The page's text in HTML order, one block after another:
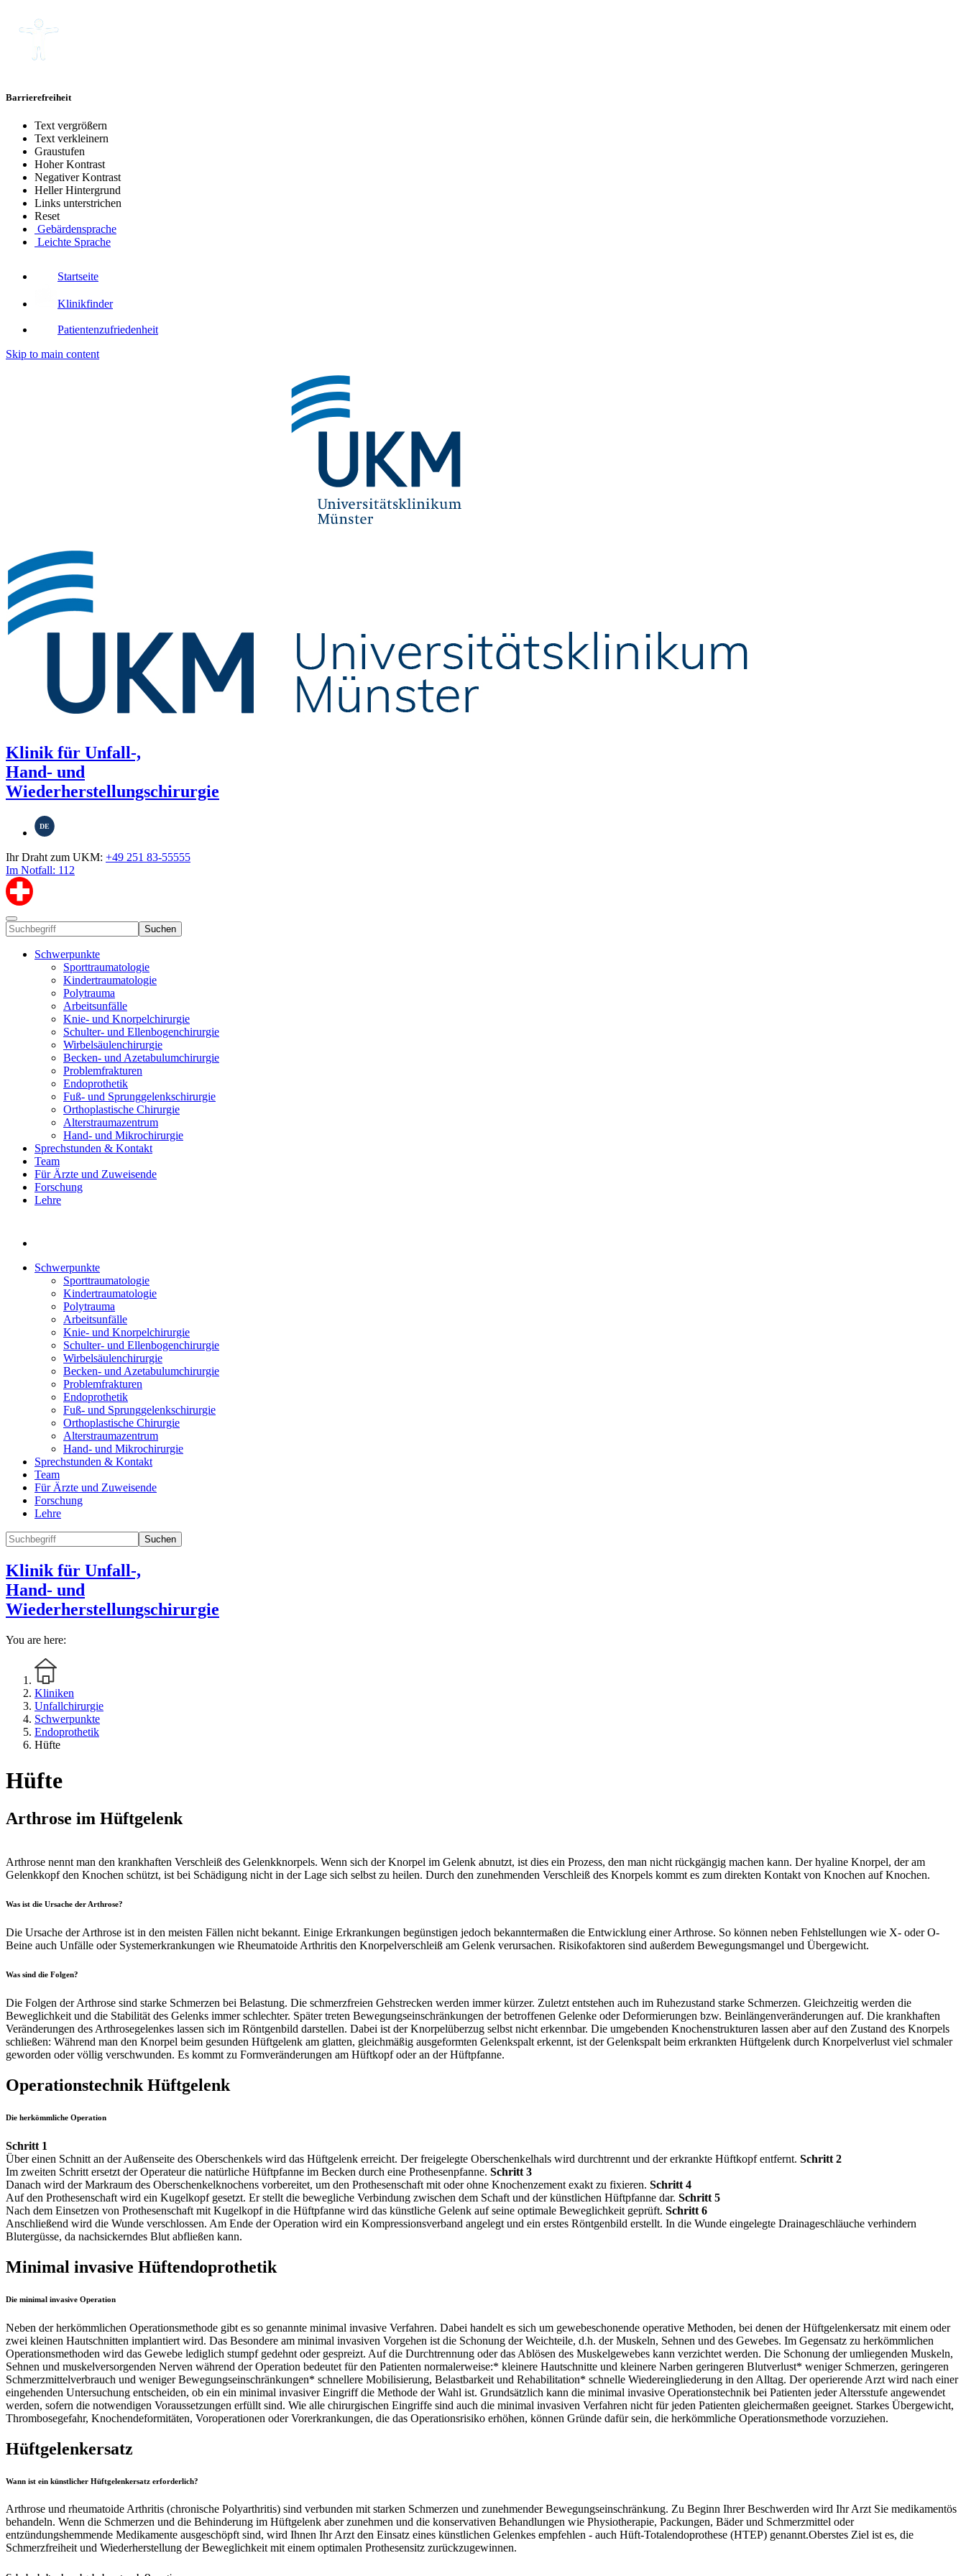
Barrierefreiheit
Text vergrößern
Text verkleinern
Graustufen
Hoher Kontrast
Negativer Kontrast
Heller Hintergrund
Links unterstrichen
Reset
Gebärdensprache
Leichte Sprache
Startseite
Klinikfinder
Patientenzufriedenheit
Skip to main content
Klinik für Unfall-,
Hand- und
Wiederherstellungschirurgie
DE
Ihr Draht zum UKM: +49 251 83-55555
Im Notfall: 112
Suchen
Schwerpunkte
Sporttraumatologie
Kindertraumatologie
Polytrauma
Arbeitsunfälle
Knie- und Knorpelchirurgie
Schulter- und Ellenbogenchirurgie
Wirbelsäulenchirurgie
Becken- und Azetabulumchirurgie
Problemfrakturen
Endoprothetik
Fuß- und Sprunggelenkschirurgie
Orthoplastische Chirurgie
Alterstraumazentrum
Hand- und Mikrochirurgie
Sprechstunden & Kontakt
Team
Für Ärzte und Zuweisende
Forschung
Lehre
Schwerpunkte
Sporttraumatologie
Kindertraumatologie
Polytrauma
Arbeitsunfälle
Knie- und Knorpelchirurgie
Schulter- und Ellenbogenchirurgie
Wirbelsäulenchirurgie
Becken- und Azetabulumchirurgie
Problemfrakturen
Endoprothetik
Fuß- und Sprunggelenkschirurgie
Orthoplastische Chirurgie
Alterstraumazentrum
Hand- und Mikrochirurgie
Sprechstunden & Kontakt
Team
Für Ärzte und Zuweisende
Forschung
Lehre
Suchen
Klinik für Unfall-,
Hand- und
Wiederherstellungschirurgie
You are here:
Kliniken
Unfallchirurgie
Schwerpunkte
Endoprothetik
Hüfte
Hüfte
Arthrose im Hüftgelenk
Arthrose nennt man den krankhaften Verschleiß des Gelenkknorpels. Wenn sich der Knorpel im Gelenk abnutzt, ist dies ein Prozess, den man nicht rückgängig machen kann. Der hyaline Knorpel, der am
Gelenkkopf den Knochen schützt, ist bei Schädigung nicht in der Lage sich selbst zu heilen. Durch den zunehmenden Verschleiß des Knorpels kommt es zum direkten Kontakt von Knochen auf Knochen.
Was ist die Ursache der Arthrose?
Die Ursache der Arthrose ist in den meisten Fällen nicht bekannt. Einige Erkrankungen begünstigen jedoch bekanntermaßen die Entwicklung einer Arthrose. So können neben Fehlstellungen wie X- oder O-
Beine auch Unfälle oder Systemerkrankungen wie Rheumatoide Arthritis den Knorpelverschleiß am Gelenk verursachen. Risikofaktoren sind außerdem Bewegungsmangel und Übergewicht.
Was sind die Folgen?
Die Folgen der Arthrose sind starke Schmerzen bei Belastung. Die schmerzfreien Gehstrecken werden immer kürzer. Zuletzt entstehen auch im Ruhezustand starke Schmerzen. Gleichzeitig werden die
Beweglichkeit und die Stabilität des Gelenks immer schlechter. Später treten Bewegungseinschränkungen der betroffenen Gelenke oder Deformierungen bzw. Beinlängenveränderungen auf. Die krankhaften
Veränderungen des Arthrosegelenkes lassen sich im Röntgenbild darstellen. Dabei ist der Knorpelüberzug selbst nicht erkennbar. Die umgebenden Knochenstrukturen lassen aber auf den Zustand des Knorpels
schließen: Während man den Knorpel beim gesunden Hüftgelenk am glatten, gleichmäßig ausgeformten Gelenkspalt erkennt, ist der Gelenkspalt beim erkrankten Hüftgelenk durch Knorpelverlust viel schmaler
geworden oder völlig verschwunden. Es kommt zu Formveränderungen am Hüftkopf oder an der Hüftpfanne.
Operationstechnik Hüftgelenk
Die herkömmliche Operation
Schritt 1
Über einen Schnitt an der Außenseite des Oberschenkels wird das Hüftgelenk erreicht. Der freigelegte Oberschenkelhals wird durchtrennt und der erkrankte Hüftkopf entfernt. Schritt 2
Im zweiten Schritt ersetzt der Operateur die natürliche Hüftpfanne im Becken durch eine Prothesenpfanne. Schritt 3
Danach wird der Markraum des Oberschenkelknochens vorbereitet, um den Prothesenschaft mit oder ohne Knochenzement exakt zu fixieren. Schritt 4
Auf den Prothesenschaft wird ein Kugelkopf gesetzt. Er stellt die bewegliche Verbindung zwischen dem Schaft und der künstlichen Hüftpfanne dar. Schritt 5
Nach dem Einsetzen von Prothesenschaft mit Kugelkopf in die Hüftpfanne wird das künstliche Gelenk auf seine optimale Beweglichkeit geprüft. Schritt 6
Anschließend wird die Wunde verschlossen. Am Ende der Operation wird ein Kompressionsverband angelegt und ein erstes Röntgenbild erstellt. In die Wunde eingelegte Drainageschläuche verhindern
Blutergüsse, da nachsickerndes Blut abfließen kann.
Minimal invasive Hüftendoprothetik
Die minimal invasive Operation
Neben der herkömmlichen Operationsmethode gibt es so genannte minimal invasive Verfahren. Dabei handelt es sich um gewebeschonende operative Methoden, bei denen der Hüftgelenkersatz mit einem oder
zwei kleinen Hautschnitten implantiert wird. Das Besondere am minimal invasiven Vorgehen ist die Schonung der Weichteile, d.h. der Muskeln, Sehnen und des Gewebes. Im Gegensatz zu herkömmlichen
Operationsmethoden wird das Gewebe lediglich stumpf gedehnt oder gespreizt. Auf die Durchtrennung oder das Ablösen des Muskelgewebes kann verzichtet werden. Die Schonung der umliegenden Muskeln,
Sehnen und muskelversorgenden Nerven während der Operation bedeutet für den Patienten normalerweise:* kleinere Hautschnitte und kleinere Narben geringeren Blutverlust* weniger Schmerzen, geringeren
Schmerzmittelverbrauch und weniger Bewegungseinschränkungen* schnellere Mobilisierung, Belastbarkeit und Rehabilitation* schnelle Wiedereingliederung in den Alltag. Der operierende Arzt wird nach einer
eingehenden Untersuchung entscheiden, ob ein ein minimal invasiver Eingriff die Methode der Wahl ist. Grundsätzlich kann die minimal invasive Operationstechnik bei Patienten jeder Altersstufe angewendet
werden, sofern die notwendigen Voraussetzungen erfüllt sind. Wie alle chirurgischen Eingriffe sind auch die minimal invasiven Verfahren nicht für jeden Patienten gleichermaßen geeignet. Starkes Übergewicht,
Thrombosegefahr, Knochendeformitäten, Voroperationen oder Vorerkrankungen, die das Operationsrisiko erhöhen, können Gründe dafür sein, die herkömmliche Operationsmethode vorzuziehen.
Hüftgelenkersatz
Wann ist ein künstlicher Hüftgelenkersatz erforderlich?
Arthrose und rheumatoide Arthritis (chronische Polyarthritis) sind verbunden mit starken Schmerzen und zunehmender Bewegungseinschränkung. Zu Beginn Ihrer Beschwerden wird Ihr Arzt Sie medikamentös
behandeln. Wenn die Schmerzen und die Behinderung im Hüftgelenk aber zunehmen und die konservativen Behandlungen wie Physiotherapie, Packungen, Bäder und Schmerzmittel oder
entzündungshemmende Medikamente ausgeschöpft sind, wird Ihnen Ihr Arzt den Einsatz eines künstlichen Gelenkes empfehlen - auch Hüft-Totalendoprothese (HTEP) genannt.Oberstes Ziel ist es, die
Schmerzfreiheit und Wiederherstellung der Beweglichkeit mit einem optimalen Prothesensitz zurückzugewinnen.